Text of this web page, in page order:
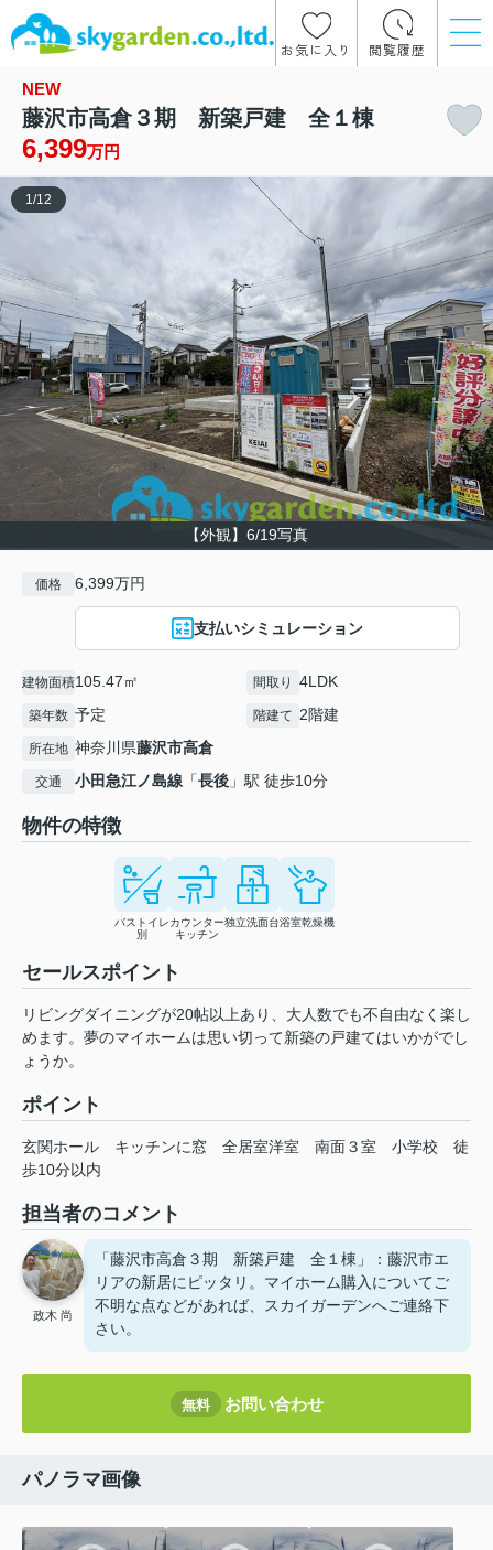
お気に入り 閲覧履歴
NEW
藤沢市高倉３期 新築戸建 全１棟
6,399万円
【外観】6/19写真
1 /12
価格 6,399万円
支払いシミュレーション
建物面積105.47㎡ 間取り 4LDK
築年数 予定 階建て 2階建
所在地 神奈川県藤沢市高倉
交通 小田急江ノ島線 「長後 」駅 徒歩10分
物件の特徴
バストイレ
別
カウンター
キッチン
独立洗面台浴室乾燥機
セールスポイント
リビングダイニングが20帖以上あり、大人数でも不自由なく楽し
めます。夢のマイホームは思い切って新築の戸建てはいかがでし
ょうか。
ポイント
玄関ホール キッチンに窓 全居室洋室 南面３室 小学校
徒
歩10分以内
担当者のコメント
政木 尚
「藤沢市高倉３期 新築戸建 全１棟」：藤沢市エ
リアの新居にピッタリ。マイホーム購入についてご
不明な点などがあれば、スカイガーデンへご連絡下
さい。
無料 お問い合わせ
パノラマ画像